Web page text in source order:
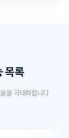
목록
을 극대화합니다